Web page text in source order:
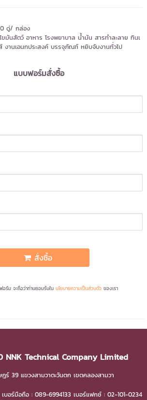
ดู่/ กล่อง
ขมันสัตว์ อาหาร โรงพยาบาล น้ำมัน สารทำละลาย ทินเ
งานเอนกประสงค์ บรรจุภัณฑ์ หยิบจับงานทั่วไป
แบบฟอร์มสั่งซื้อ
สั่งซื้อ
ร์ม จะถือว่าท่านยอมรับใน นโยบายความเป็นส่วนตัว ของเรา
Technical Company Limited
39 แขวงสามวาตะวันตก เขตคลองสามวา
บอร์มือถือ : 089-6994133 เบอร์แฟกซ์ : 02-101-0234